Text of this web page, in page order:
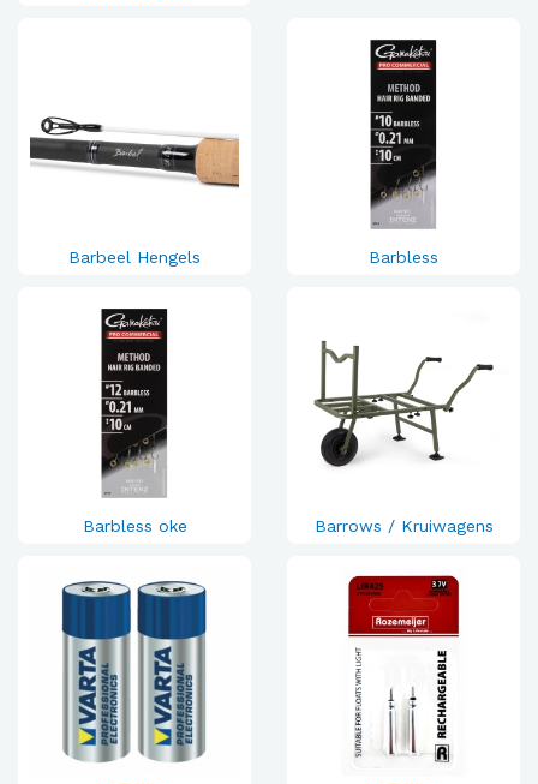
Barbeel Hengels Barbless
Barbless oke Barrows / Kruiwagens